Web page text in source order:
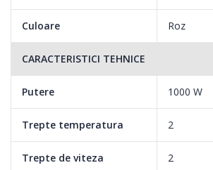
Culoare Roz
CARACTERISTICI TEHNICE
Putere 1000 W
Trepte temperatura 2
Trepte de viteza 2